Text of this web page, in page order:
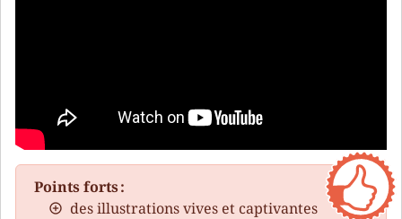
Points forts :
des illustrations vives et captivantes